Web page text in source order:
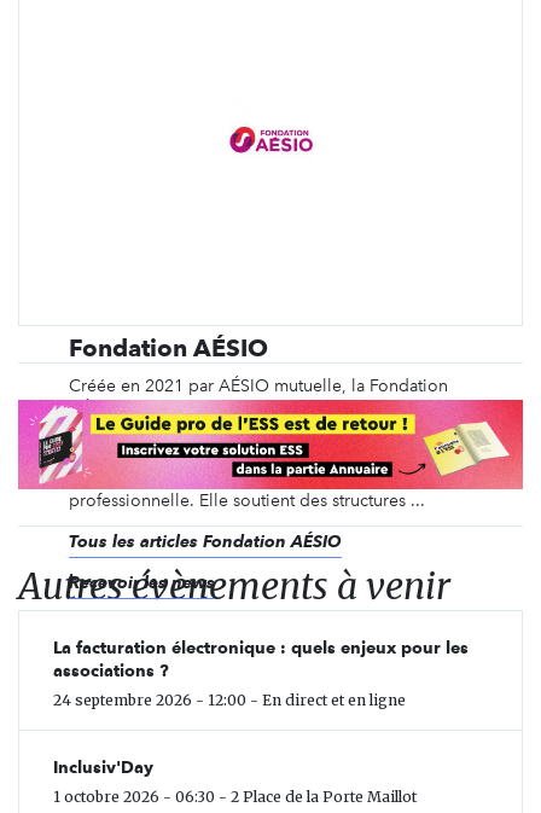
Fondation AÉSIO
Créée en 2021 par AÉSIO mutuelle, la Fondation
AÉSIO a pour mission d’agir pour le bien-être
mental des individus tout au long de la vie, quels
que soient leur genre, leur âge, leur santé physique
ou mentale, leur situation sociale, familiale ou
professionnelle. Elle soutient des structures ...
Tous les articles Fondation AÉSIO
Recevoir les news
Autres évènements à venir
La facturation électronique : quels enjeux pour les
associations ?
24 septembre 2026 - 12:00 - En direct et en ligne
Inclusiv'Day
1 octobre 2026 - 06:30 - 2 Place de la Porte Maillot